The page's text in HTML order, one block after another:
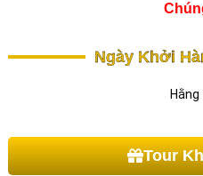
Ngày Khởi
Tour